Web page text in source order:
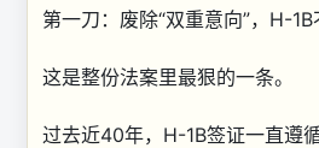
第一刀：废除“双重意向”，H-
这是整份法案里最狠的一条。
过去近40年，H-1B签证一直遵